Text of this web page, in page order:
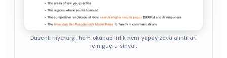
Düzenli hiyerarşi; hem okunabilirlik hem yapay zekâ alıntıları
için güçlü sinyal.